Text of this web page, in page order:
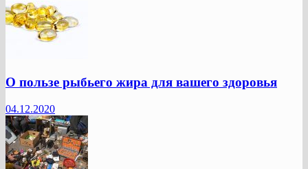
О пользе рыбьего жира для вашего здоровья
04.12.2020